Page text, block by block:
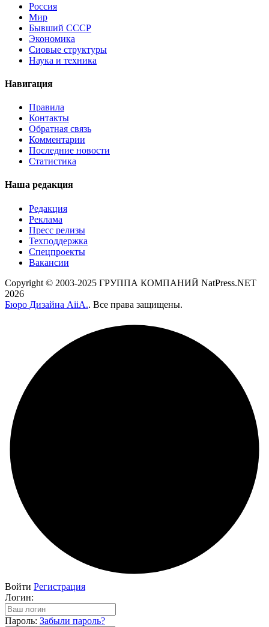
Россия
Мир
Бывший СССР
Экономика
Сиовые структуры
Наука и техника
Навигация
Правила
Контакты
Обратная связь
Комментарии
Последние новости
Статистика
Наша редакция
Редакция
Реклама
Пресс релизы
Техподдержка
Спецпроекты
Вакансии
Copyright © 2003-2025 ГРУППА КОМПАНИЙ NatPress.NET
2026
Бюро Дизайна AiiA.. Все права защищены.
Войти Регистрация
Логин:
Пароль: Забыли пароль?